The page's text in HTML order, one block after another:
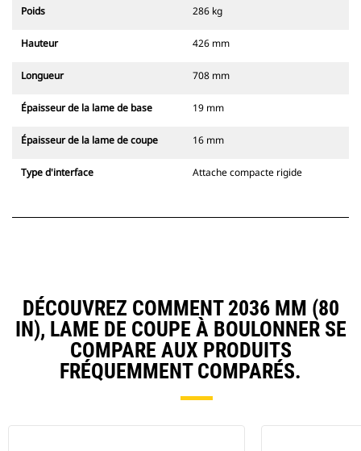
Poids 286 kg
Hauteur 426 mm
Longueur 708 mm
Épaisseur de la lame de base 19 mm
Épaisseur de la lame de coupe 16 mm
Type d'interface Attache compacte rigide
DÉCOUVREZ COMMENT 2036 MM (80
IN), LAME DE COUPE À BOULONNER SE
COMPARE AUX PRODUITS
FRÉQUEMMENT COMPARÉS.